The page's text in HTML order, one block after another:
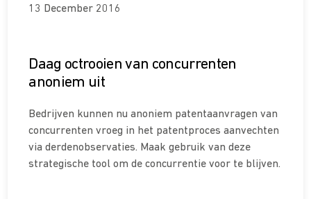
13 December 2016
Daag octrooien van concurrenten
anoniem uit
Bedrijven kunnen nu anoniem patentaanvragen van
concurrenten vroeg in het patentproces aanvechten
via derdenobservaties. Maak gebruik van deze
strategische tool om de concurrentie voor te blijven.